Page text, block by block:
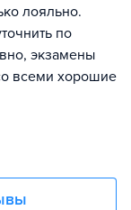
лояльно.
по
экзамены
всеми хорошие